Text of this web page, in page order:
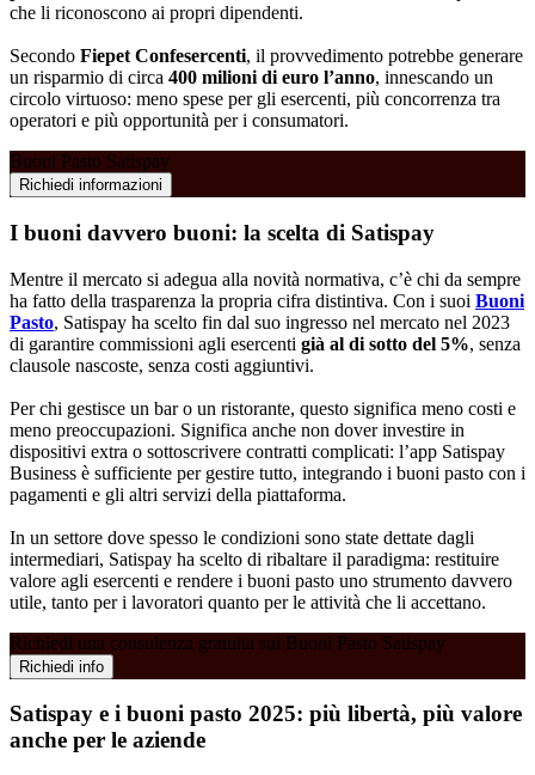
che li riconoscono ai propri dipendenti.
Secondo Fiepet Confesercenti, il provvedimento potrebbe generare
un risparmio di circa 400 milioni di euro l’anno, innescando un
circolo virtuoso: meno spese per gli esercenti, più concorrenza tra
operatori e più opportunità per i consumatori.
Buoni Pasto Satispay
Richiedi informazioni
I buoni davvero buoni: la scelta di Satispay
Mentre il mercato si adegua alla novità normativa, c’è chi da sempre
ha fatto della trasparenza la propria cifra distintiva. Con i suoi Buoni
Pasto, Satispay ha scelto fin dal suo ingresso nel mercato nel 2023
di garantire commissioni agli esercenti già al di sotto del 5%, senza
clausole nascoste, senza costi aggiuntivi.
Per chi gestisce un bar o un ristorante, questo significa meno costi e
meno preoccupazioni. Significa anche non dover investire in
dispositivi extra o sottoscrivere contratti complicati: l’app Satispay
Business è sufficiente per gestire tutto, integrando i buoni pasto con i
pagamenti e gli altri servizi della piattaforma.
In un settore dove spesso le condizioni sono state dettate dagli
intermediari, Satispay ha scelto di ribaltare il paradigma: restituire
valore agli esercenti e rendere i buoni pasto uno strumento davvero
utile, tanto per i lavoratori quanto per le attività che li accettano.
Richiedi una consulenza gratuita sui Buoni Pasto Satispay
Richiedi info
Satispay e i buoni pasto 2025: più libertà, più valore
anche per le aziende